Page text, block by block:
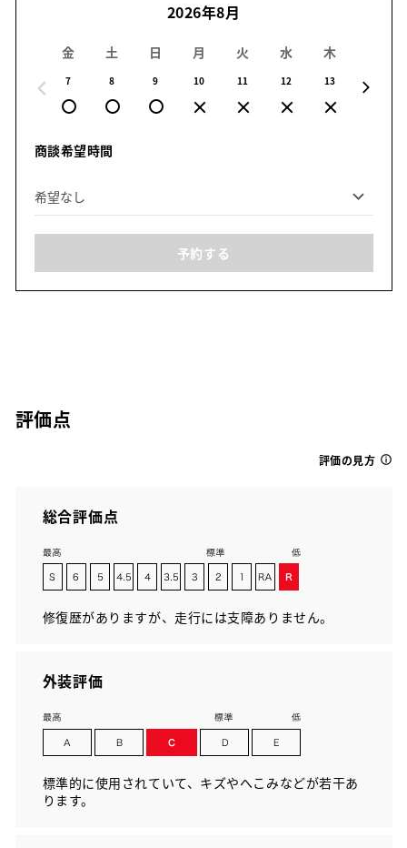
2026年8月
金
7
土
8
日
9
月
10
火
11
水
12
木
13
商談希望時間
予約する
評価点
評価の見方
総合評価点
修復歴がありますが、走行には支障ありません。
外装評価
標準的に使用されていて、キズやへこみなどが若干あ
ります。